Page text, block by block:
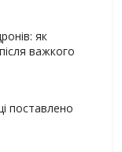
як
важкого
поставлено